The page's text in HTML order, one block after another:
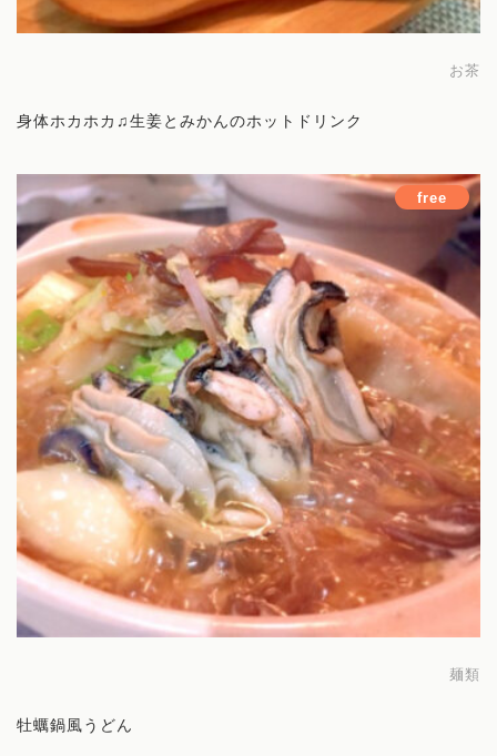
お茶
身体ホカホカ♫生姜とみかんのホットドリンク
free
麺類
牡蠣鍋風うどん